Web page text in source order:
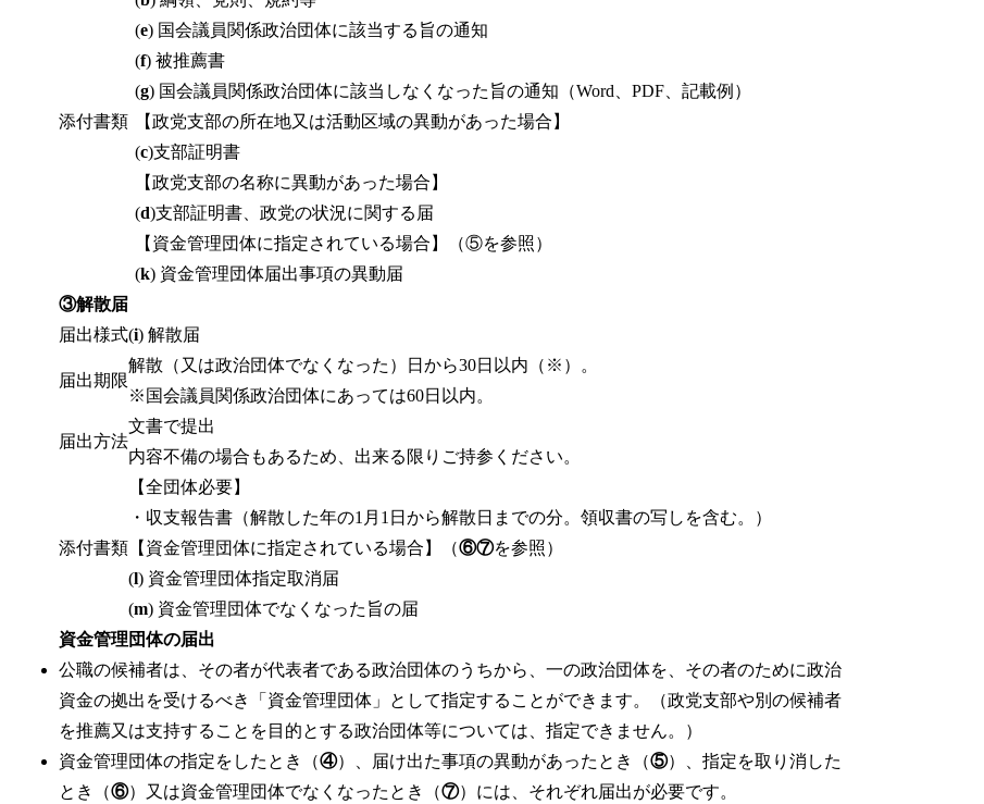
添付書類
(e) 国会議員関係政治団体に該当する旨の通知
(f) 被推薦書
(g) 国会議員関係政治団体に該当しなくなった旨の通知（Word、PDF、記載例）
【政党支部の所在地又は活動区域の異動があった場合】
(c)支部証明書
【政党支部の名称に異動があった場合】
(d)支部証明書、政党の状況に関する届
【資金管理団体に指定されている場合】（⑤を参照）
(k) 資金管理団体届出事項の異動届
③解散届
届出様式(i) 解散届
届出期限
解散（又は政治団体でなくなった）日から30日以内（※）。
※国会議員関係政治団体にあっては60日以内。
届出方法
文書で提出
内容不備の場合もあるため、出来る限りご持参ください。
添付書類
【全団体必要】
・収支報告書（解散した年の1月1日から解散日までの分。領収書の写しを含む。）
【資金管理団体に指定されている場合】（⑥⑦を参照）
(l) 資金管理団体指定取消届
(m) 資金管理団体でなくなった旨の届
資金管理団体の届出
公職の候補者は、その者が代表者である政治団体のうちから、一の政治団体を、その者のために政治
資金の拠出を受けるべき「資金管理団体」として指定することができます。（政党支部や別の候補者
を推薦又は支持することを目的とする政治団体等については、指定できません。）
資金管理団体の指定をしたとき（④）、届け出た事項の異動があったとき（⑤）、指定を取り消した
とき（⑥）又は資金管理団体でなくなったとき（⑦）には、それぞれ届出が必要です。